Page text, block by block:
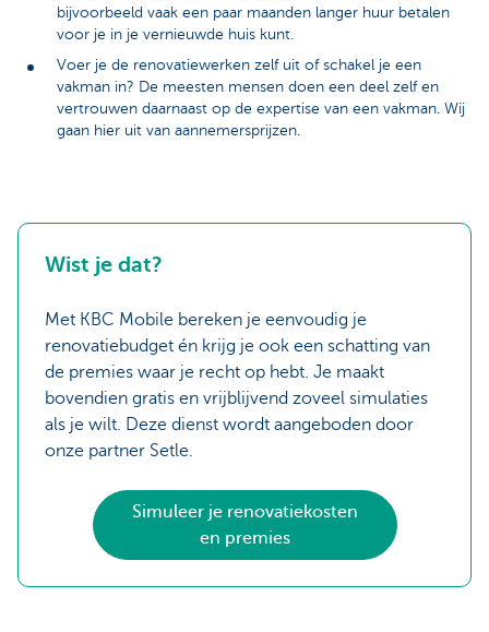
bijvoorbeeld vaak een paar maanden langer huur betalen
voor je in je vernieuwde huis kunt.
Voer je de renovatiewerken zelf uit of schakel je een
vakman in? De meesten mensen doen een deel zelf en
vertrouwen daarnaast op de expertise van een vakman. Wij
gaan hier uit van aannemersprijzen.
Wist je dat?
Met KBC Mobile bereken je eenvoudig je
renovatiebudget én krijg je ook een schatting van
de premies waar je recht op hebt. Je maakt
bovendien gratis en vrijblijvend zoveel simulaties
als je wilt. Deze dienst wordt aangeboden door
onze partner Setle.
Simuleer je renovatiekosten
en premies